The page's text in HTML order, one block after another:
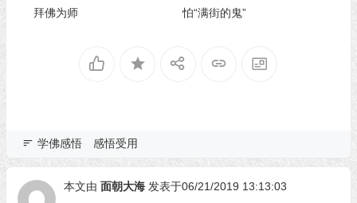
拜佛为师
怕“满街的鬼”
学佛感悟 感悟受用
本文由 面朝大海 发表于06/21/2019 13:13:03